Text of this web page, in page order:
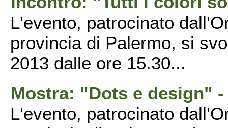
L'evento, patrocinato
provincia di Palermo, si
2013 dalle ore 15.30...
Mostra: "Dots e design" -
L'evento, patrocinato